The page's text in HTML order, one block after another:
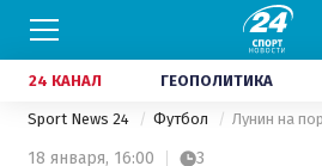
24 КАНАЛ ГЕОПОЛИТИКА
Sport News 24 Футбол
18 января, 16:00 3